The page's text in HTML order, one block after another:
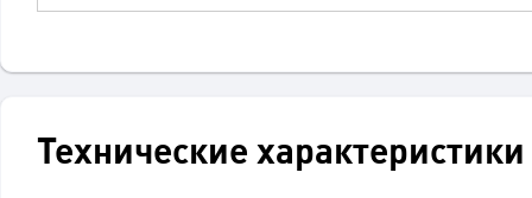
Технические характеристики